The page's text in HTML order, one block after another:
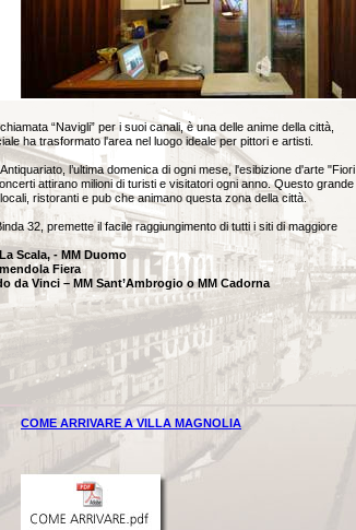
“Navigli” per i suoi canali, è una delle anime della città,
ha trasformato l'area nel luogo ideale per pittori e artisti.
l’ultima domenica di ogni mese, l'esibizione d'arte "Fiori
attirano milioni di turisti e visitatori ogni anno. Questo grande
ristoranti e pub che animano questa zona della città.
32, premette il facile raggiungimento di tutti i siti di maggiore
Scala, - MM Duomo
Fiera
da Vinci – MM Sant’Ambrogio o MM Cadorna
COME ARRIVARE A VILLA MAGNOLIA